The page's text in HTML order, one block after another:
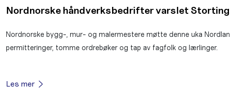
Nordnorske håndverksbedrifter varslet
Nordnorske bygg-, mur- og malermestere møtte denne uka
permitteringer, tomme ordrebøker og tap av fagfolk og lærlinger.
Les mer